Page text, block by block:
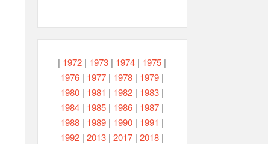
| 1972 | 1973 | 1974 | 1975 |
1976 | 1977 | 1978 | 1979 |
1980 | 1981 | 1982 | 1983 |
1984 | 1985 | 1986 | 1987 |
1988 | 1989 | 1990 | 1991 |
1992 |2013 |2017 |2018 |